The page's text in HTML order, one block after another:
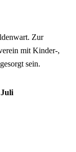
Zur
mit Kinder-,
sein.